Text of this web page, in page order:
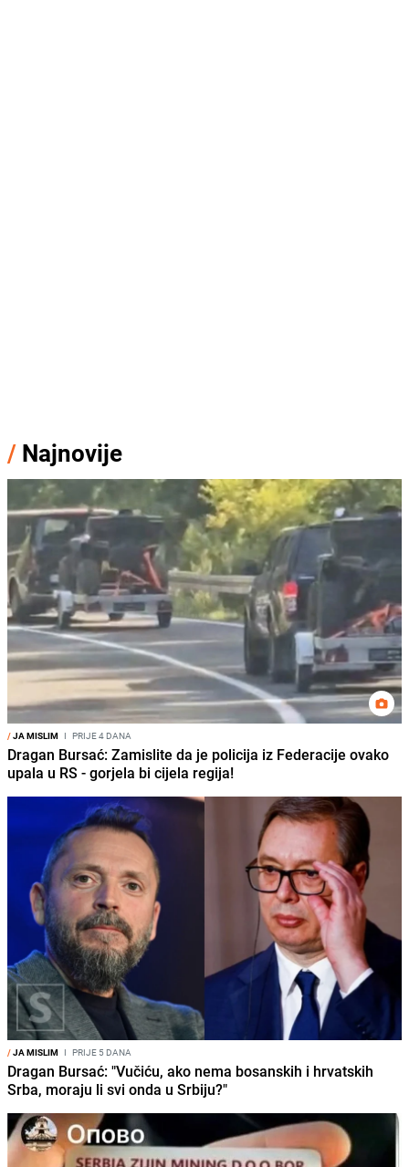
/ Najnovije
/JA MISLIM I PRIJE 4 DANA
Dragan Bursać: Zamislite da je policija iz Federacije ovako
upala u RS - gorjela bi cijela regija!
/JA MISLIM I PRIJE 5 DANA
Dragan Bursać: "Vučiću, ako nema bosanskih i hrvatskih
Srba, moraju li svi onda u Srbiju?"